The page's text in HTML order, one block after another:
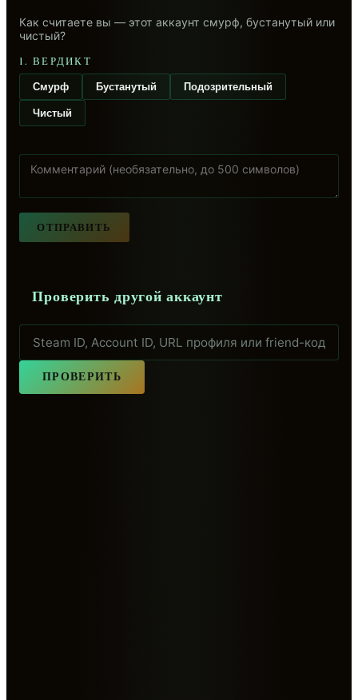
Как считаете вы — этот аккаунт смурф, бустанутый или
чистый?
1. ВЕРДИКТ
Смурф Бустанутый Подозрительный
Чистый
ОТПРАВИТЬ
Проверить другой аккаунт
ПРОВЕРИТЬ